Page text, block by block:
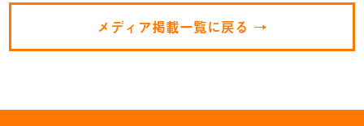
メディア掲載一覧に戻る →